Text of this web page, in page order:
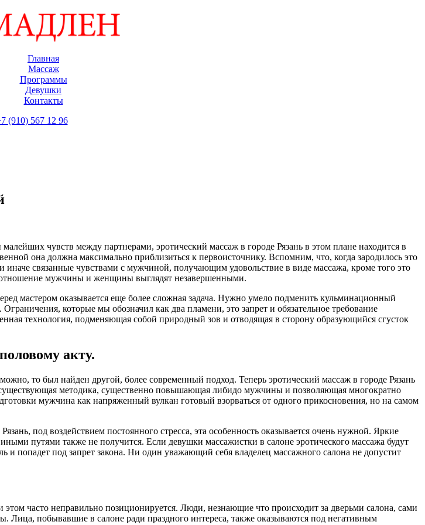
Главная
Массаж
Программы
Девушки
Контакты
(910) 567 12 96
чувств между партнерами, эротический массаж в городе Рязань в этом плане находится в
она должна максимально приблизиться к первоисточнику. Вспомним, что, когда зародилось это
связанные чувствами с мужчиной, получающим удовольствие в виде массажа, кроме того это
мужчины и женщины выглядят незавершенными.
мастером оказывается еще более сложная задача. Нужно умело подменить кульминационный
которые мы обозначил как два пламени, это запрет и обязательное требование
технология, подменяющая собой природный зов и отводящая в сторону образующийся сгусток
акту.
то был найден другой, более современный подход. Теперь эротический массаж в городе Рязань
методика, существенно повышающая либидо мужчины и позволяющая многократно
мужчина как напряженный вулкан готовый взорваться от одного прикосновения, но на самом
под воздействием постоянного стресса, эта особенность оказывается очень нужной. Яркие
путями также не получится. Если девушки массажистки в салоне эротического массажа будут
и попадет под запрет закона. Ни один уважающий себя владелец массажного салона не допустит
часто неправильно позиционируется. Люди, незнающие что происходит за дверьми салона, сами
побывавшие в салоне ради праздного интереса, также оказываются под негативным